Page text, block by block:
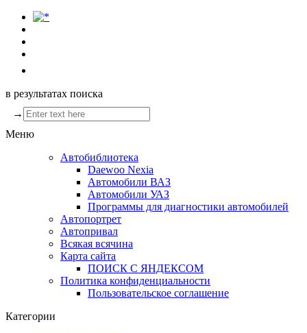
в результатах поиска
→
Меню
Автобиблиотека
Daewoo Nexia
Автомобили ВАЗ
Автомобили УАЗ
Программы для диагностики автомобилей
Автопортрет
Автопривал
Всякая всячина
Карта сайта
ПОИСК С ЯНДЕКСОМ
Политика конфиденциальности
Пользовательское соглашение
Категории